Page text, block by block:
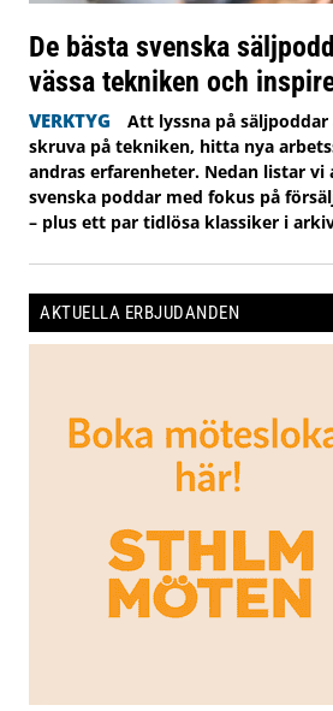
De bästa svenska
vässa tekniken och
VERKTYG
Att lyssna på
skruva på tekniken, hitta nya
andras erfarenheter. Nedan listar
svenska poddar med fokus på
– plus ett par tidlösa klassiker i
AKTUELLA ERBJUDANDEN